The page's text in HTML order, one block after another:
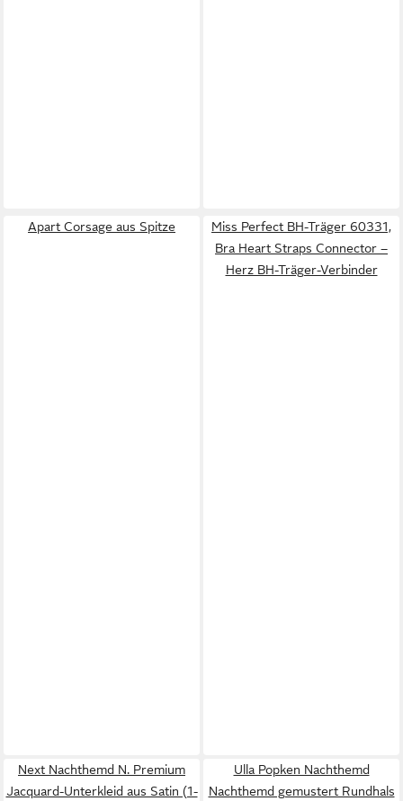
Apart Corsage aus Spitze
Miss Perfect BH-Träger 60331,
Bra Heart Straps Connector –
Herz BH-Träger-Verbinder
Next Nachthemd N. Premium
Jacquard-Unterkleid aus Satin (1-
Ulla Popken Nachthemd
Nachthemd gemustert Rundhals